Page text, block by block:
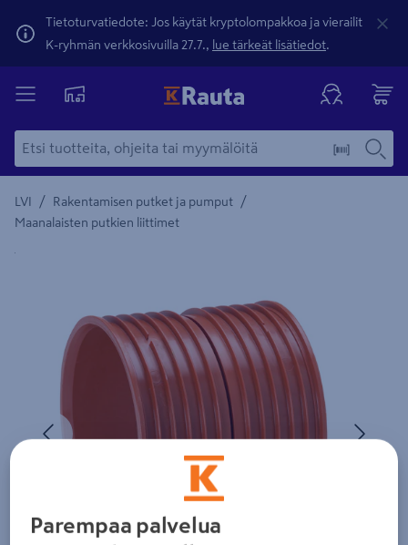
Tietoturvatiedote: Jos käytät kryptolompakkoa ja vierailit
K-ryhmän verkkosivuilla 27.7., lue tärkeät lisätiedot.
LVI / Rakentamisen putket ja pumput /
Maanalaisten putkien liittimet
Yksityiskohtainen kuvaus löytyy Tuotteen kuvaus -
Edellinen
Parempaa palvelua